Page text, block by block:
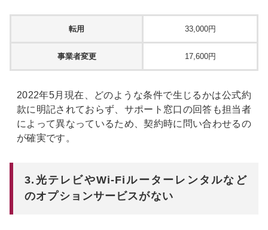
転用 33,000円
事業者変更 17,600円
2022年5月現在、どのような条件で生じるかは公式約
款に明記されておらず、サポート窓口の回答も担当者
によって異なっているため、契約時に問い合わせるの
が確実です。
3.光テレビやWi-Fiルーターレンタルなど
のオプションサービスがない